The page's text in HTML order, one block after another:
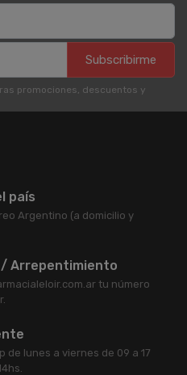
Subscribirme
promociones, descuentos y
país
Argentino (a domicilio y
/ Arrepentimiento
tu número
de lunes a viernes de 09 a 17